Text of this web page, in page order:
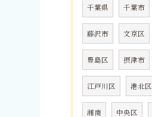
千葉県 千葉市
藤沢市 文京区
豊島区 摂津市
江戸川区 港北区
湘南 中央区